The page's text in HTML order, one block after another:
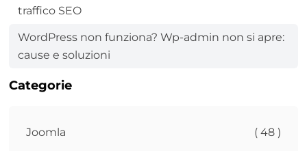
traffico SEO
WordPress non funziona? Wp-admin non si apre:
cause e soluzioni
Categorie
Joomla ( 48 )